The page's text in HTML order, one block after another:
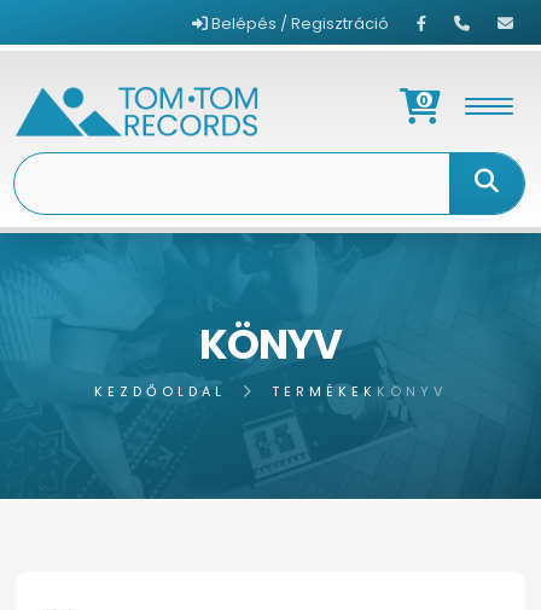
Belépés / Regisztráció
0
KÖNYV
KEZDŐOLDAL TERMÉKEK KÖNYV